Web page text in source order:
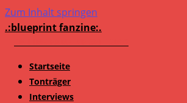
Zum Inhalt springen
.:blueprint fanzine:.
Startseite
Tonträger
Interviews